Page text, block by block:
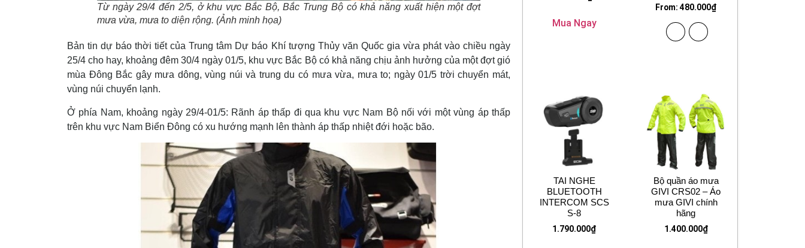
Từ ngày 29/4 đến 2/5, ở khu vực Bắc Bộ, Bắc Trung Bộ có khả năng xuất hiện một đợt
mưa vừa, mưa to diện rộng. (Ảnh minh họa)
Bản tin dự báo thời tiết của Trung tâm Dự báo Khí tượng Thủy văn Quốc gia vừa phát vào chiều ngày
25/4 cho hay, khoảng đêm 30/4 ngày 01/5, khu vực Bắc Bộ có khả năng chịu ảnh hưởng của một đợt gió
mùa Đông Bắc gây mưa dông, vùng núi và trung du có mưa vừa, mưa to; ngày 01/5 trời chuyển mát,
vùng núi chuyển lạnh.
Ở phía Nam, khoảng ngày 29/4-01/5: Rãnh áp thấp đi qua khu vực Nam Bộ nối với một vùng áp thấp
trên khu vực Nam Biển Đông có xu hướng mạnh lên thành áp thấp nhiệt đới hoặc bão.
Mua Ngay
From:480.000₫
TAI NGHE
BLUETOOTH
INTERCOM SCS
S-8
1.790.000₫
Bộ quần áo mưa
GIVI CRS02 – Áo
mưa GIVI chính
hãng
1.400.000₫